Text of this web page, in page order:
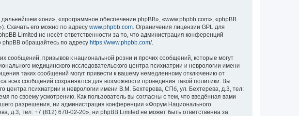
«они», «программное обеспечение phpBB», «www.phpbb.com», «phpBB
Скачать его можно по адресу www.phpbb.com. Ограничения лицензии GPL для
Limited не несёт ответственности за то, что администрация конференций
phpBB обращайтесь по адресу https://www.phpbb.com/.
сообщений, призывов к национальной розни и прочих сообщений, которые могут
медицинского исследовательского центра психиатрии и неврологии имени
таких сообщений могут привести к вашему немедленному отключению от
всех сообщений сохраняются для возможности проведения такой политики. Вы
центра психиатрии и неврологии имени В.М. Бехтерева, СПб, ул. Бехтерева, д.3, тел:
по своему усмотрению. Как пользователь вы согласны с тем, что введённая вами
разрешения, ни администрация конференции «Форум Национального
д.3, тел: +7 (812) 670-02-20», ни phpBB Limited не может быть ответственна за